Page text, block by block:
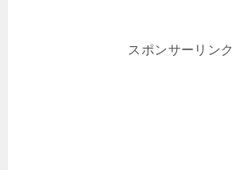
スポンサーリンク